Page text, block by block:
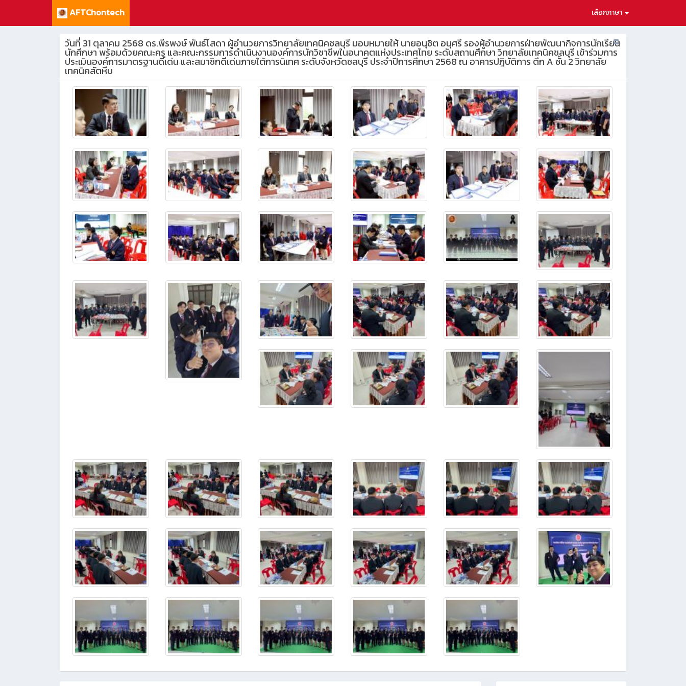
AFTChontech เลือกภาษา
วันที่ 31 ตุลาคม 2568 ดร.พีรพงษ์ พันธ์โสดา ผู้อำนวยการวิทยาลัยเทคนิคชลบุรี มอบหมายให้ นายอนุชิต อนุศรี รองผู้อำนวยการฝ่ายพัฒนากิจการนักเรียน
นักศึกษา พร้อมด้วยคณะครู และคณะกรรมการดำเนินงานองค์การนักวิชาชีพในอนาคตแห่งประเทศไทย ระดับสถานศึกษา วิทยาลัยเทคนิคชลบุรี เข้าร่วมการ
ประเมินองค์การมาตรฐานดีเด่น และสมาชิกดีเด่นภายใต้การนิเทศ ระดับจังหวัดชลบุรี ประจำปีการศึกษา 2568 ณ อาคารปฎิบัติการ ตึก A ชั้น 2 วิทยาลัย
เทคนิคสัตหีบ